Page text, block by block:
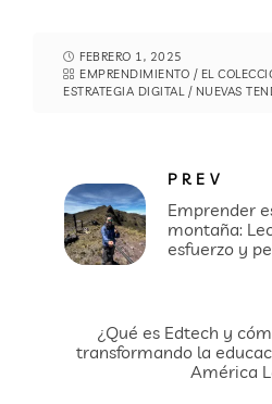
FEBRERO 1, 2025
EMPRENDIMIENTO / EL
ESTRATEGIA DIGITAL/ NUEVAS
PREV
Emprender
montaña:
esfuerzo y
¿Qué es Edtech y
transformando la
América